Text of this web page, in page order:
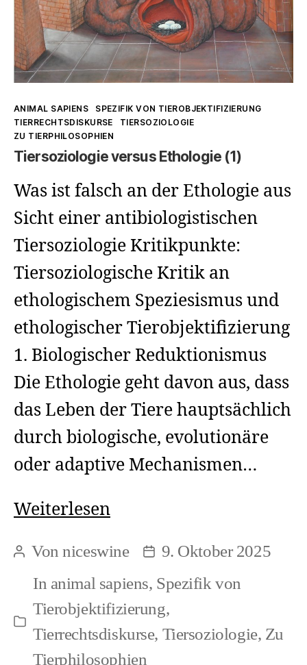
Kategorien
ANIMAL SAPIENS
SPEZIFIK VON TIEROBJEKTIFIZIERUNG
TIERRECHTSDISKURSE
TIERSOZIOLOGIE
ZU TIERPHILOSOPHIEN
Tiersoziologie versus Ethologie (1)
Was ist falsch an der Ethologie aus
Sicht einer antibiologistischen
Tiersoziologie Kritikpunkte:
Tiersoziologische Kritik an
ethologischem Speziesismus und
ethologischer Tierobjektifizierung
1. Biologischer Reduktionismus
Die Ethologie geht davon aus, dass
das Leben der Tiere hauptsächlich
durch biologische, evolutionäre
oder adaptive Mechanismen…
WeiterlesenTiersoziologie
Ethologie
(1)
Beitragsautor
Vonniceswine Beitragsdatum
9. Oktober 2025
Kategorien
In animal sapiens, Spezifik von
Tierobjektifizierung,
Tierrechtsdiskurse, Tiersoziologie, Zu
Tierphilosophien